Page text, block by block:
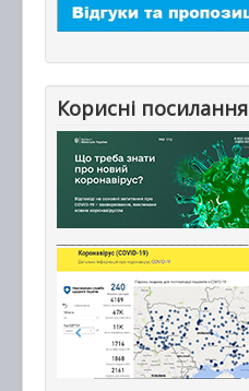
Корисні посилання